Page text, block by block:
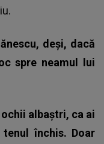
deși, dacă
spre neamul lui
albaștri, ca ai
închis. Doar